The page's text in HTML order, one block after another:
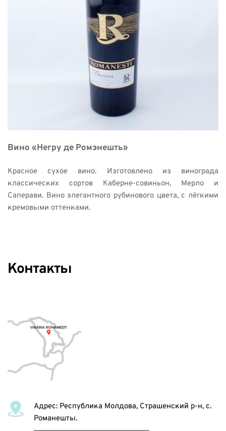
Вино «Негру де Ромэнешть»
Красное сухое вино. Изготовлено из винограда
классических сортов Каберне-совиньон, Мерло и
Саперави. Вино элегантного рубинового цвета, с лёгкими
кремовыми оттенками.
Контакты
Адрес: Республика Молдова, Страшенский р-н, с.
Романешты.